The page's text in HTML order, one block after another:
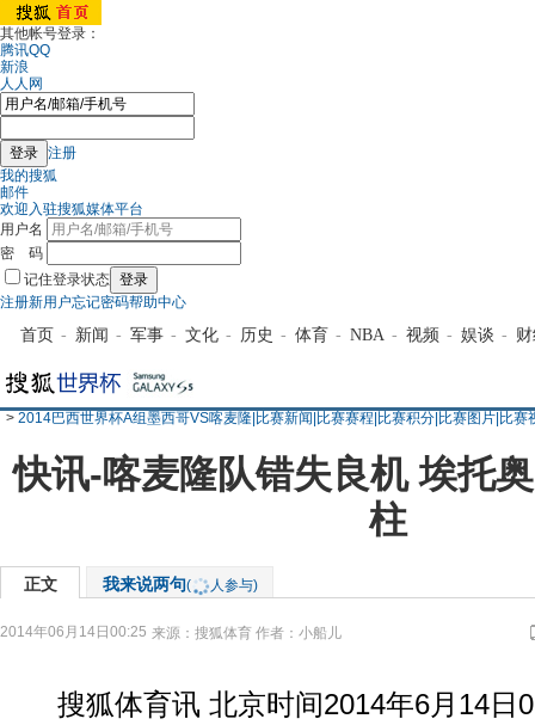
其他帐号登录：
腾讯QQ
新浪
人人网
注册
我的搜狐
邮件
欢迎入驻搜狐媒体平台
用户名
密 码
记住登录状态
注册新用户忘记密码帮助中心
首页 - 新闻 - 军事 - 文化 - 历史 - 体育 - NBA - 视频 - 娱谈 -
> 2014巴西世界杯A组墨西哥VS喀麦隆|比赛新闻|比赛赛程|比赛积分|比赛图片|比赛
快讯-喀麦隆队错失良机 埃托
柱
正文 我来说两句( 人参与)
2014年06月14日00:25 来源： 搜狐体育 作者：小船儿
搜狐体育讯 北京时间2014年6月14日0